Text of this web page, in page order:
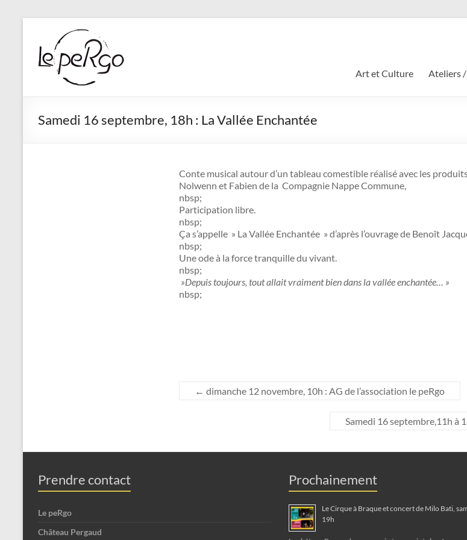
contenu
Art et Culture Ateliers /
Samedi 16 septembre, 18h : La Vallée Enchantée
Conte musical autour d’un tableau comestible réalisé avec les
Nolwenn et Fabien de la Compagnie Nappe Commune,
nbsp;
Participation libre.
nbsp;
Ça s’appelle » La Vallée Enchantée » d’après l’ouvrage de Benoît
nbsp;
Une ode à la force tranquille du vivant.
nbsp;
»Depuis toujours, tout allait vraiment bien dans la vallée enchantée… »
nbsp;
← dimanche 12 novembre, 10h : AG de l’association le peRgo
Samedi 16 septembre,11h à
Prendre contact
Le peRgo
Château Pergaud
Prochainement
Le Cirque à Braque et concert de Milo Bati,
19h